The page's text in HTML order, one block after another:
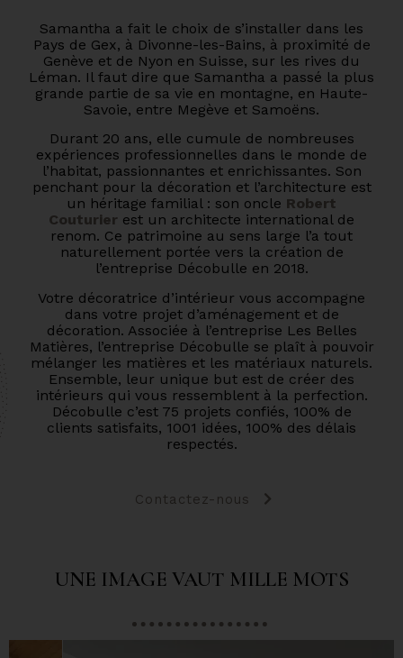
Samantha a fait le choix de s’installer dans les
Pays de Gex, à Divonne-les-Bains, à proximité de
Genève et de Nyon en Suisse, sur les rives du
Léman. Il faut dire que Samantha a passé la plus
grande partie de sa vie en montagne, en Haute-
Savoie, entre Megève et Samoëns.
Durant 20 ans, elle cumule de nombreuses
expériences professionnelles dans le monde de
l’habitat, passionnantes et enrichissantes. Son
penchant pour la décoration et l’architecture est
un héritage familial : son oncle Robert
Couturier est un architecte international de
renom. Ce patrimoine au sens large l’a tout
naturellement portée vers la création de
l’entreprise Décobulle en 2018.
Votre décoratrice d’intérieur vous accompagne
dans votre projet d’aménagement et de
décoration. Associée à l’entreprise Les Belles
Matières, l’entreprise Décobulle se plaît à pouvoir
mélanger les matières et les matériaux naturels.
Ensemble, leur unique but est de créer des
intérieurs qui vous ressemblent à la perfection.
Décobulle c’est 75 projets confiés, 100% de
clients satisfaits, 1001 idées, 100% des délais
respectés.
Contactez-nous
UNE IMAGE VAUT MILLE MOTS